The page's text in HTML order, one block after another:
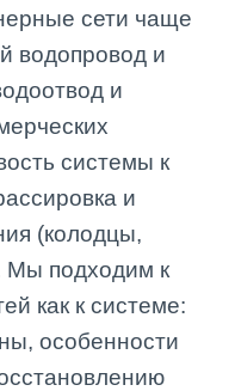
сети чаще
водопровод и
и
системы к
и
(колодцы,
Мы подходим к
как к системе:
особенности